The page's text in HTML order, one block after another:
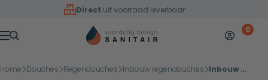
Overslaan naar inhoud
Direct uit voorraad leverbaar
Menu
Mijn 0
Home Douches Regendouches Inbouw regendouches Inbouw regendouche RVS